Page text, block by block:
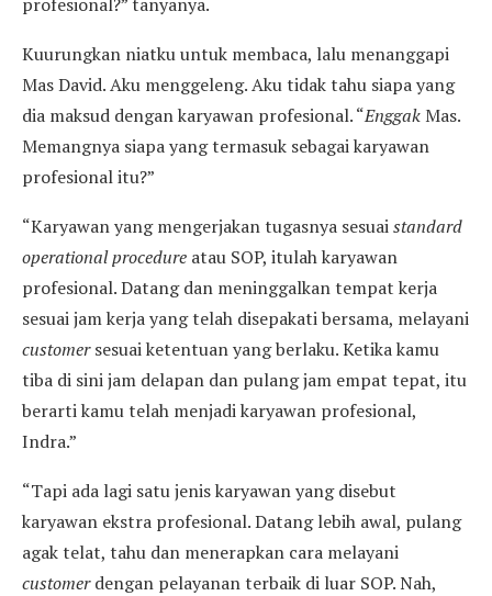
Kuurungkan niatku untuk membaca, lalu menanggapi
Mas David. Aku menggeleng. Aku tidak tahu siapa yang
dia maksud dengan karyawan profesional. “EnggakMas.
Memangnya siapa yang termasuk sebagai karyawan
profesional itu?”
“Karyawan yang mengerjakan tugasnya sesuaistandard
operational procedure atau SOP, itulah karyawan
profesional. Datang dan meninggalkan tempat kerja
sesuai jam kerja yang telah disepakati bersama, melayani
customersesuai ketentuan yang berlaku. Ketika kamu
tiba di sini jam delapan dan pulang jam empat tepat, itu
berarti kamu telah menjadi karyawan profesional,
Indra.”
“Tapi ada lagi satu jenis karyawan yang disebut
karyawan ekstra profesional. Datang lebih awal, pulang
agak telat, tahu dan menerapkan cara melayani
customerdengan pelayanan terbaik di luar SOP. Nah,